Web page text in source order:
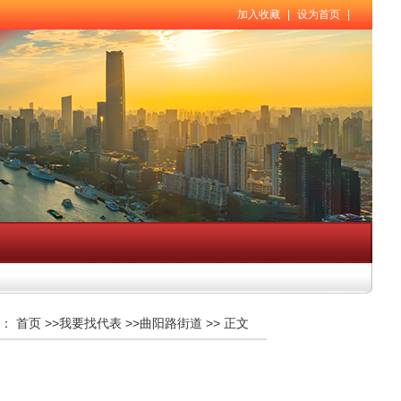
加入收藏 | 设为首页 |
首页>>我要找代表 >>曲阳路街道 >> 正文